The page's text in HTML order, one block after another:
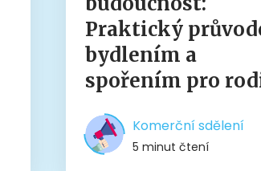
Praktický
bydlením a
spořením pro
Komerční sdělení
5 minut čtení